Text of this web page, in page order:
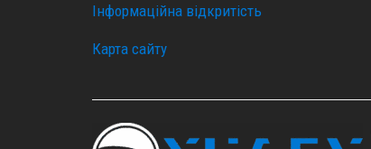
Інформаційна відкритість
Карта сайту